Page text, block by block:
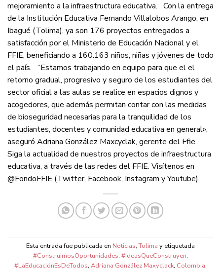
mejoramiento a la infraestructura educativa. Con la entrega
de la Institución Educativa Fernando Villalobos Arango, en
Ibagué (Tolima), ya son 176 proyectos entregados a
satisfacción por el Ministerio de Educación Nacional y el
FFIE, beneficiando a 160.163 niños, niñas y jóvenes de todo
el país. “Estamos trabajando en equipo para que el el
retorno gradual, progresivo y seguro de los estudiantes del
sector oficial a las aulas se realice en espacios dignos y
acogedores, que además permitan contar con las medidas
de bioseguridad necesarias para la tranquilidad de los
estudiantes, docentes y comunidad educativa en general»,
aseguró Adriana González Maxcyclak, gerente del Ffie.
Siga la actualidad de nuestros proyectos de infraestructura
educativa, a través de las redes del FFIE. Visítenos en
@FondoFFIE (Twitter, Facebook, Instagram y Youtube).
Esta entrada fue publicada en Noticias,Tolima y etiquetada
#ConstruimosOportunidades, #IdeasQueConstruyen,
#LaEducaciónEsDeTodos, Adriana González Maxyclack, Colombia,